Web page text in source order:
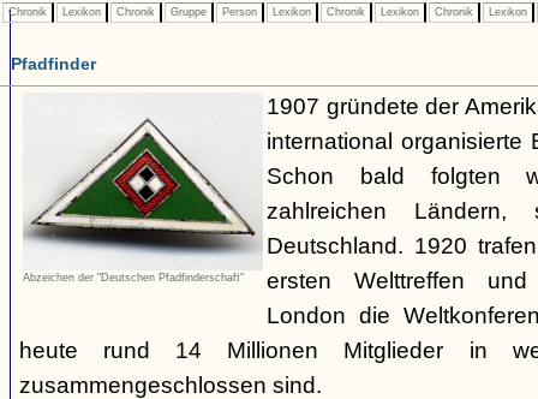
Chronik Lexikon Chronik Gruppe Person Lexikon Chronik Lexikon Chronik Lexikon
Pfadfinder
Abzeichen der "Deutschen Pfadfinderschaft"
1907 gründete der
international organisierte
Schon bald folgten
zahlreichen
Deutschland. 1920
ersten Welttreffen
London die
heute rund 14 Millionen Mitglieder in
zusammengeschlossen sind.